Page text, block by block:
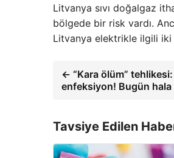
Litvanya sıvı doğalgaz
bölgede bir risk vardı.
Litvanya elektrikle ilgili iki
← “Kara ölüm”
enfeksiyon! Bugün hala
Tavsiye Edilen